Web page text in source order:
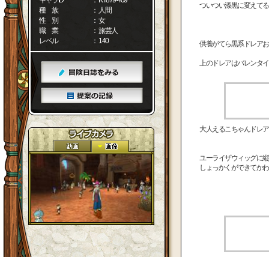
種 族
： 人間
性 別
： 女
職 業
： 旅芸人
レベル
： 140
ついつい漆黒に変えて
供養がてら黒系ドレア
上のドレアはバレンタ
大人えるこちゃんドレア
ユーライザウィッグに
しょっかくができてか